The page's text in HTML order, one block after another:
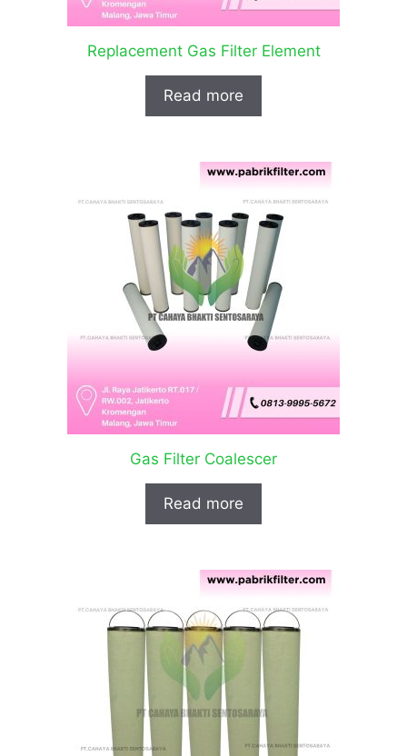
Replacement Gas Filter Element
Read more
Gas Filter Coalescer
Read more